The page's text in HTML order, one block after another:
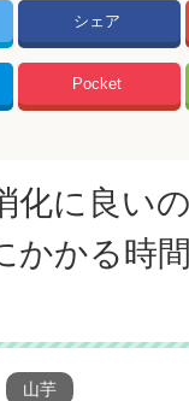
シェア
Pocket
化に良い
かかる時
山芋